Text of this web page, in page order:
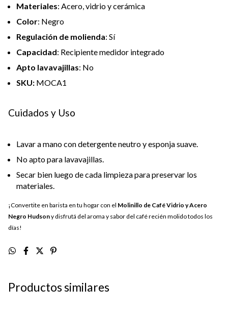
Materiales: Acero, vidrio y cerámica
Color: Negro
Regulación de molienda: Sí
Capacidad: Recipiente medidor integrado
Apto lavavajillas: No
SKU: MOCA1
Cuidados y Uso
Lavar a mano con detergente neutro y esponja suave.
No apto para lavavajillas.
Secar bien luego de cada limpieza para preservar los
materiales.
¡Convertite en barista en tu hogar con el Molinillo de Café Vidrio y Acero
Negro Hudsony disfrutá del aroma y sabor del café recién molido todos los
días!
Productos similares